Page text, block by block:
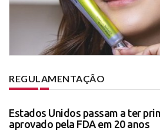
REGULAMENTAÇÃO
Estados Unidos passam a ter
aprovado pela FDA em 20 anos